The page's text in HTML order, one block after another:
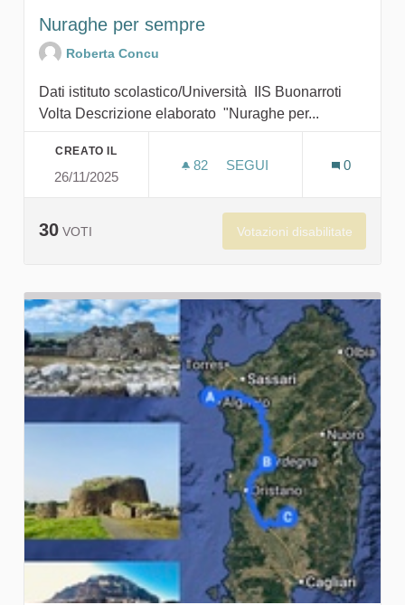
Nuraghe per sempre
Roberta Concu
Dati istituto scolastico/Università IIS Buonarroti
Volta Descrizione elaborato "Nuraghe per...
CREATO IL
26/11/2025
82 82 SOSTENITORI
SEGUI
0
30 VOTI Votazioni disabilitate